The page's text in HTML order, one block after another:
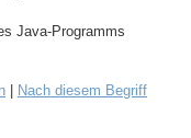
Java-Programms
Nach diesem Begriff